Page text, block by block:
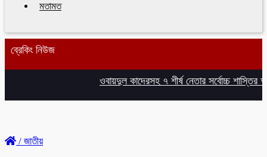
মতামত
ব্রেকিং নিউজ
ওবায়দুল কাদেরসহ ৭ শীর্ষ নেতার সর্বোচ্চ শাস্তির আবেদন
/ জাতীয়